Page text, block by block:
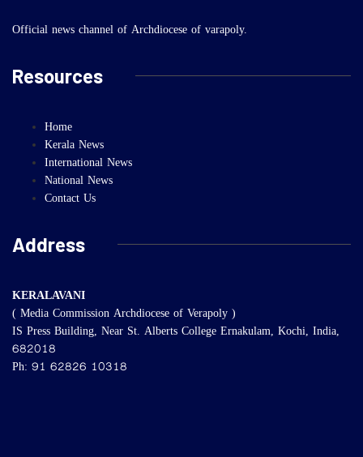
Official news channel of Archdiocese of varapoly.
Resources
Home
Kerala News
International News
National News
Contact Us
Address
KERALAVANI
( Media Commission Archdiocese of Verapoly )
IS Press Building, Near St. Alberts College Ernakulam, Kochi, India,
682018
Ph: 91 62826 10318